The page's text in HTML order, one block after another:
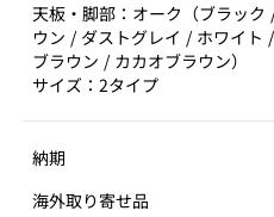
天板・脚部：オーク（ブラッ
ウン / ダストグレイ / ホワイト
ブラウン / カカオブラウン）
サイズ：2タイプ
納期
海外取り寄せ品